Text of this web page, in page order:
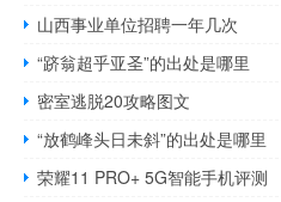
山西事业单位招聘一年几次
“跻翁超乎亚圣”的出处是哪里
密室逃脱20攻略图文
“放鹤峰头日未斜”的出处是哪里
荣耀11 PRO+ 5G智能手机评测